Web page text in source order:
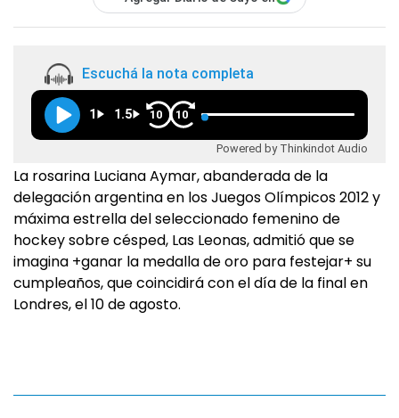
Escuchá la nota completa
1 1.5 10 10
Powered by Thinkindot Audio
La rosarina Luciana Aymar, abanderada de la
delegación argentina en los Juegos Olímpicos 2012 y
máxima estrella del seleccionado femenino de
hockey sobre césped, Las Leonas, admitió que se
imagina +ganar la medalla de oro para festejar+ su
cumpleaños, que coincidirá con el día de la final en
Londres, el 10 de agosto.